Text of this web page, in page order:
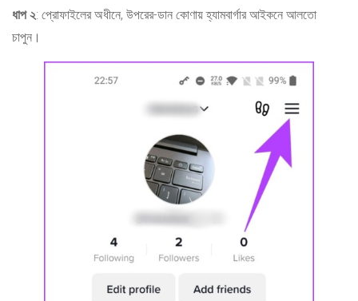
ধাপ ২: প্রোফাইলের অধীনে, উপরের-ডান কোণায় হ্যামবার্গার আইকনে আলতো
চাপুন।